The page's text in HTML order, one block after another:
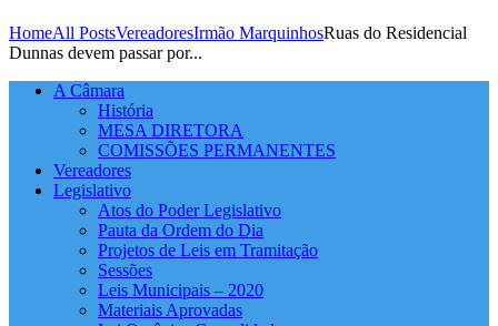
HomeAll PostsVereadoresIrmão MarquinhosRuas do Residencial
Dunnas devem passar por...
A Câmara
História
MESA DIRETORA
COMISSÕES PERMANENTES
Vereadores
Legislativo
Atos do Poder Legislativo
Pauta da Ordem do Dia
Projetos de Leis em Tramitação
Sessões
Leis Municipais – 2020
Materiais Aprovadas